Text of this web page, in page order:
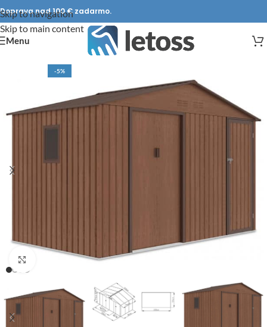
Skip to navigation
Skip to main content
Doprava nad 100 € zadarmo.
Menu
-5%
Click to enlarge